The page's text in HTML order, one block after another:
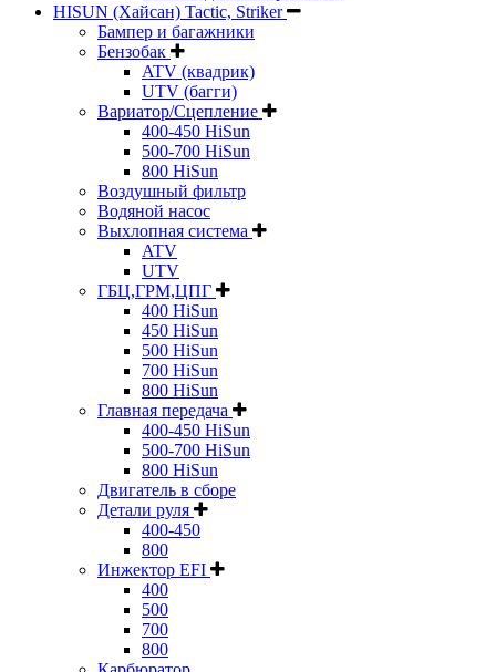
HISUN (Хайсан) Tactic, Striker
Бампер и багажники
Бензобак
ATV (квадрик)
UTV (багги)
Вариатор/Сцепление
400-450 HiSun
500-700 HiSun
800 HiSun
Воздушный фильтр
Водяной насос
Выхлопная система
ATV
UTV
ГБЦ,ГРМ,ЦПГ
400 HiSun
450 HiSun
500 HiSun
700 HiSun
800 HiSun
Главная передача
400-450 HiSun
500-700 HiSun
800 HiSun
Двигатель в сборе
Детали руля
400-450
800
Инжектор EFI
400
500
700
800